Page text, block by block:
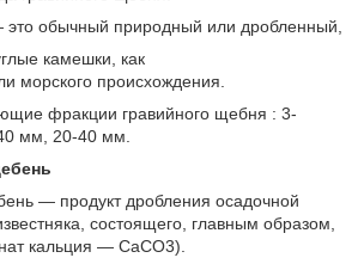
обычный природный или дробленный,
камешки, как
морского происхождения.
фракции гравийного щебня : 3-
мм, 20-40 мм.
— продукт дробления осадочной
состоящего, главным образом,
кальция — СаСО3).